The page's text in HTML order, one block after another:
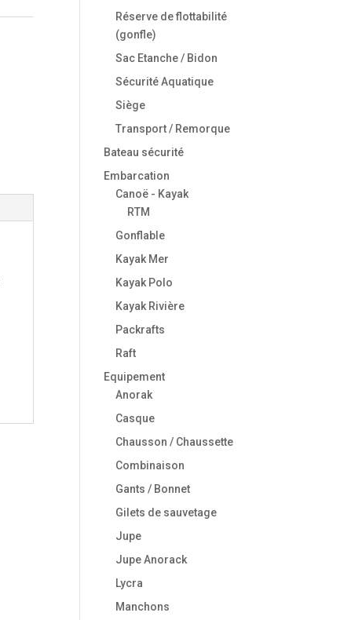
Réserve de flottabilité
(gonfle)
Sac Etanche / Bidon
Sécurité Aquatique
Siège
Transport / Remorque
Bateau sécurité
Embarcation
Canoë - Kayak
RTM
Gonflable
Kayak Mer
Kayak Polo
Kayak Rivière
Packrafts
Raft
Equipement
Anorak
Casque
Chausson / Chaussette
Combinaison
Gants / Bonnet
Gilets de sauvetage
Jupe
Jupe Anorack
Lycra
Manchons